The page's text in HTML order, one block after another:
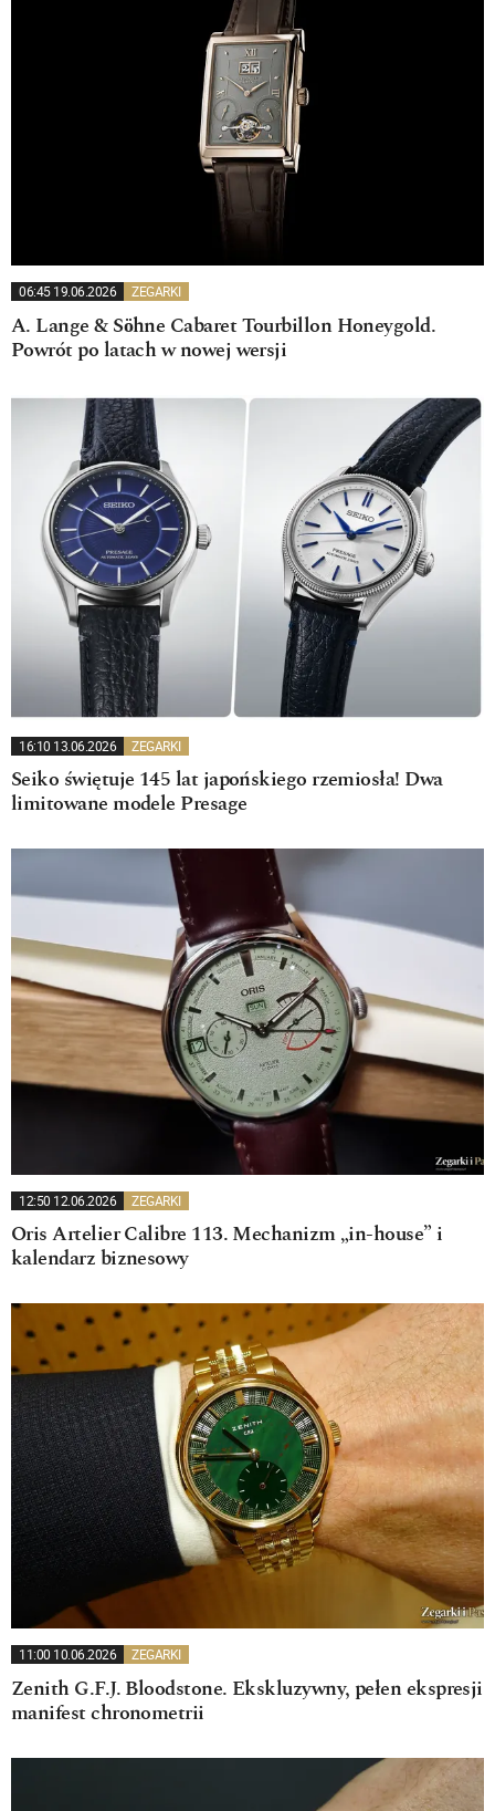
06:45 19.06.2026 ZEGARKI
A. Lange & Söhne Cabaret Tourbillon Honeygold.
Powrót po latach w nowej wersji
16:10 13.06.2026 ZEGARKI
Seiko świętuje 145 lat japońskiego rzemiosła! Dwa
limitowane modele Presage
12:50 12.06.2026 ZEGARKI
Oris Artelier Calibre 113. Mechanizm „in-house” i
kalendarz biznesowy
11:00 10.06.2026 ZEGARKI
Zenith G.F.J. Bloodstone. Ekskluzywny, pełen ekspresji
manifest chronometrii